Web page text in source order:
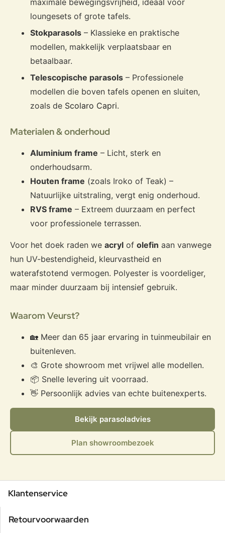
maximale bewegingsvrijheid, ideaal voor
loungesets of grote tafels.
Stokparasols – Klassieke en praktische
modellen, makkelijk verplaatsbaar en
betaalbaar.
Telescopische parasols – Professionele
modellen die boven tafels openen en sluiten,
zoals de Scolaro Capri.
Materialen & onderhoud
Aluminium frame – Licht, sterk en
onderhoudsarm.
Houten frame (zoals Iroko of Teak) –
Natuurlijke uitstraling, vergt enig onderhoud.
RVS frame – Extreem duurzaam en perfect
voor professionele terrassen.
Voor het doek raden we acryl of olefin aan vanwege
hun UV-bestendigheid, kleurvastheid en
waterafstotend vermogen. Polyester is voordeliger,
maar minder duurzaam bij intensief gebruik.
Waarom Veurst?
🏡 Meer dan 65 jaar ervaring in tuinmeubilair en
buitenleven.
🎨 Grote showroom met vrijwel alle modellen.
📦 Snelle levering uit voorraad.
👋 Persoonlijk advies van echte buitenexperts.
Bekijk parasoladvies
Plan showroombezoek
Klantenservice
Retourvoorwaarden